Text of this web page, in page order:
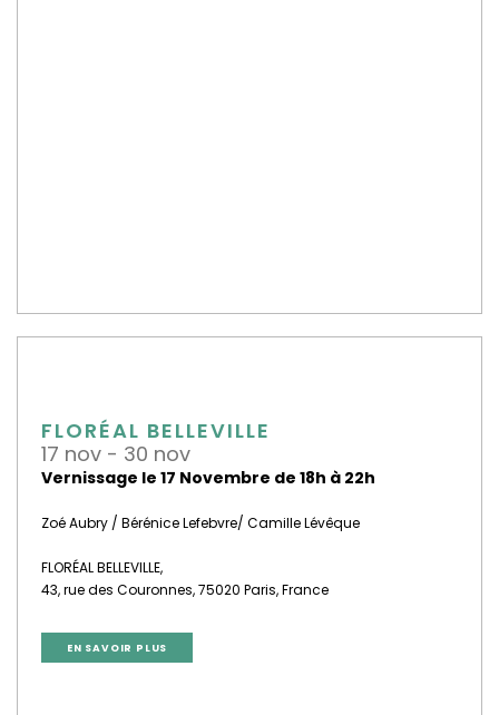
FLORÉAL BELLEVILLE
17 nov - 30 nov
Vernissage le 17 Novembre de 18h à 22h
Zoé Aubry / Bérénice Lefebvre/ Camille Lévêque
FLORÉAL BELLEVILLE,
43, rue des Couronnes, 75020 Paris, France
EN SAVOIR PLUS